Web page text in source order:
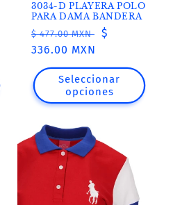
3034-D PLAYERA POLO
PARA DAMA BANDERA
Precio
habitual
$ 477.00 MXN
Precio
oferta
$
336.00 MXN
Seleccionar
opciones